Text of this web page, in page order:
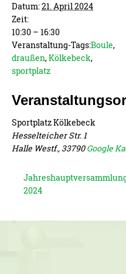
Datum:21. April 2024
Zeit:
10:30 – 16:30
Veranstaltung-Tags:Boule,
draußen,Kölkebeck,
sportplatz
Sportplatz Kölkebeck
Hesselteicher Str. 1
Halle Westf., 33790 Google
2024